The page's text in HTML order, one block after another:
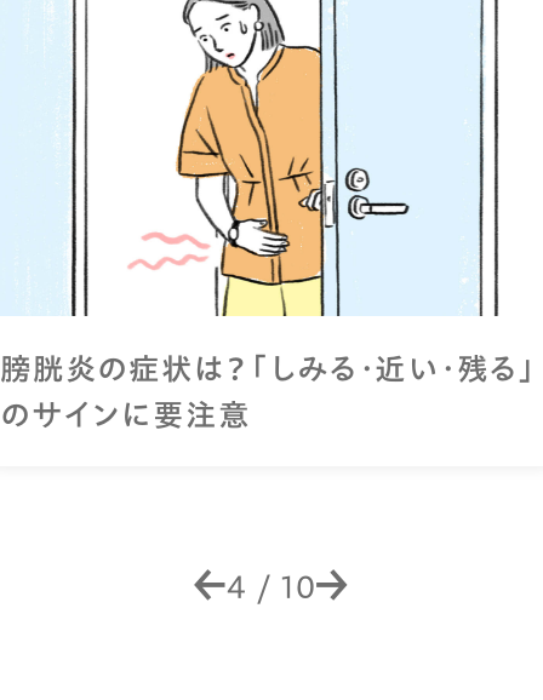
膀胱炎の症状は？「しみる・近い・残る」
のサインに要注意
4 / 10